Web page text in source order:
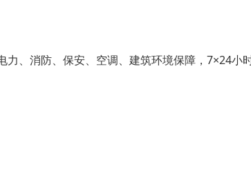
、消防、保安、空调、建筑环境保障，7×24